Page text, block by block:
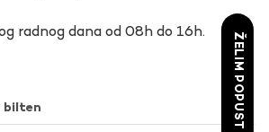
radnog dana od 08h do 16h.
bilten ŽELIM POPUST